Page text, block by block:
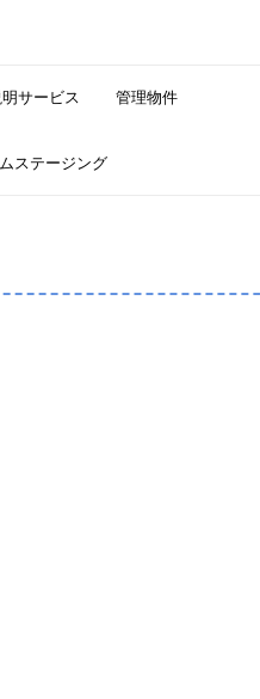
明サービス 管理物件
ステージング